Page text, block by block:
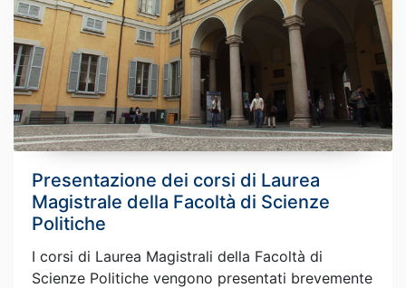
Presentazione dei corsi di Laurea
Magistrale della Facoltà di Scienze
Politiche
I corsi di Laurea Magistrali della Facoltà di
Scienze Politiche vengono presentati brevemente